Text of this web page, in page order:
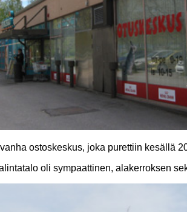
ostoskeskus, joka purettiin kesällä
oli sympaattinen, alakerroksen